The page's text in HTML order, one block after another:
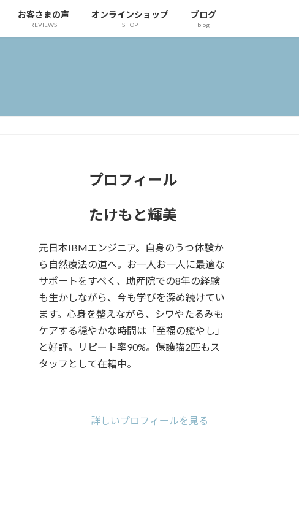
お客さまの声
REVIEWS
オンラインショップ
SHOP
ブログ
blog
プロフィール
たけもと輝美
元日本IBMエンジニア。自身のうつ体験か
ら自然療法の道へ。お一人お一人に最適な
サポートをすべく、助産院での8年の経験
も生かしながら、今も学びを深め続けてい
ます。心身を整えながら、シワやたるみも
ケアする穏やかな時間は「至福の癒やし」
と好評。リピート率90%。保護猫2匹もス
タッフとして在籍中。
ン
ン
ン
詳しいプロフィールを見る